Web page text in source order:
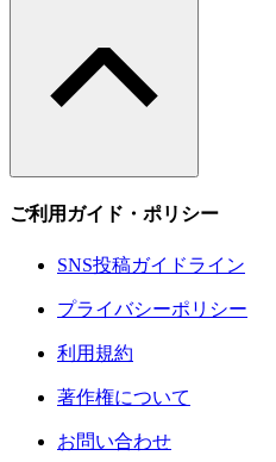
ご利用ガイド・ポリシー
SNS投稿ガイドライン
プライバシーポリシー
利用規約
著作権について
お問い合わせ